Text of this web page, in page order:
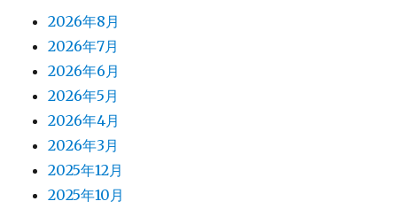
2026年8月
2026年7月
2026年6月
2026年5月
2026年4月
2026年3月
2025年12月
2025年10月